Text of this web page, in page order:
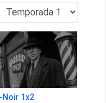
1x2